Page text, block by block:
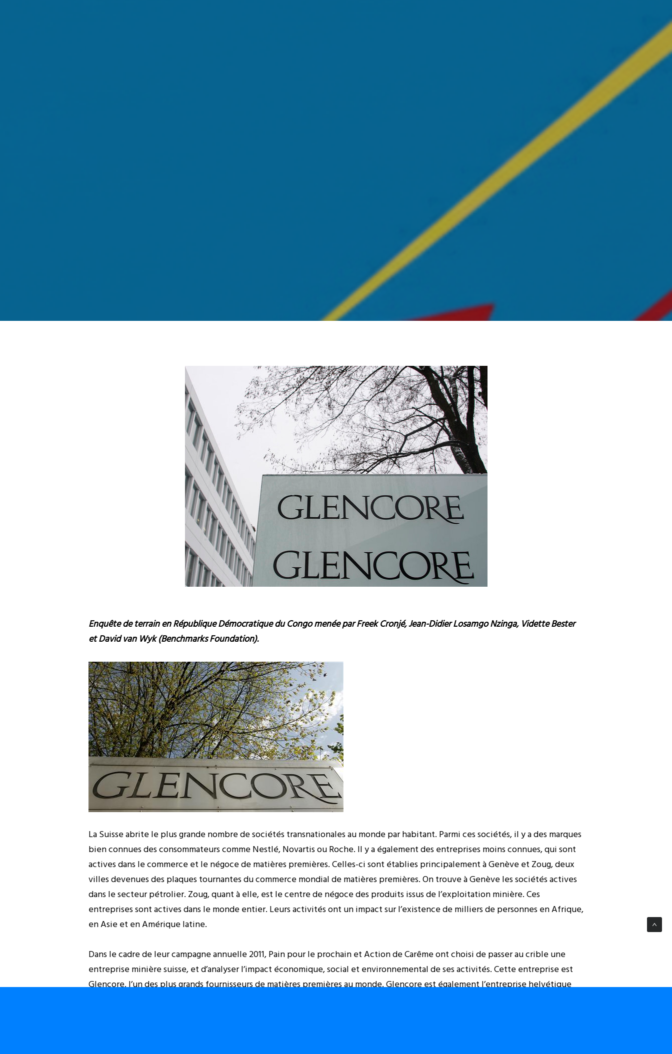
Enquête de terrain en République Démocratique du Congo menée par Freek Cronjé, Jean-Didier Losamgo Nzinga, Vidette Bester
et David van Wyk (Benchmarks Foundation).
La Suisse abrite le plus grande nombre de sociétés transnationales au monde par habitant. Parmi ces sociétés, il y a des marques
bien connues des consommateurs comme Nestlé, Novartis ou Roche. Il y a également des entreprises moins connues, qui sont
actives dans le commerce et le négoce de matières premières. Celles-ci sont établies principalement à Genève et Zoug, deux
villes devenues des plaques tournantes du commerce mondial de matières premières. On trouve à Genève les sociétés actives
dans le secteur pétrolier. Zoug, quant à elle, est le centre de négoce des produits issus de l’exploitation minière. Ces
entreprises sont actives dans le monde entier. Leurs activités ont un impact sur l’existence de milliers de personnes en Afrique,
en Asie et en Amérique latine.
Dans le cadre de leur campagne annuelle 2011, Pain pour le prochain et Action de Carême ont choisi de passer au crible une
entreprise minière suisse, et d’analyser l’impact économique, social et environnemental de ses activités. Cette entreprise est
Glencore, l’un des plus grands fournisseurs de matières premières au monde. Glencore est également l’entreprise helvétique